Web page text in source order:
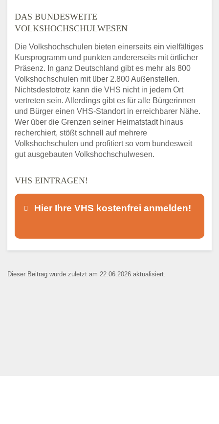
DAS BUNDESWEITE
VOLKSHOCHSCHULWESEN
Die Volkshochschulen bieten einerseits ein vielfältiges
Kursprogramm und punkten andererseits mit örtlicher
Präsenz. In ganz Deutschland gibt es mehr als 800
Volkshochschulen mit über 2.800 Außenstellen.
Nichtsdestotrotz kann die VHS nicht in jedem Ort
vertreten sein. Allerdings gibt es für alle Bürgerinnen
und Bürger einen VHS-Standort in erreichbarer Nähe.
Wer über die Grenzen seiner Heimatstadt hinaus
recherchiert, stößt schnell auf mehrere
Volkshochschulen und profitiert so vom bundesweit
gut ausgebauten Volkshochschulwesen.
VHS EINTRAGEN!
Hier Ihre VHS kostenfrei anmelden!
Kontaktaufnahme und ist nicht
Dieser Beitrag wurde zuletzt am 22.06.2026 aktualisiert.